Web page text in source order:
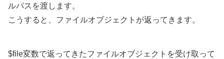
ルパスを渡します。
こうすると、ファイルオブジェクトが返ってきます。
$file変数で返ってきたファイルオブジェクトを受け取って